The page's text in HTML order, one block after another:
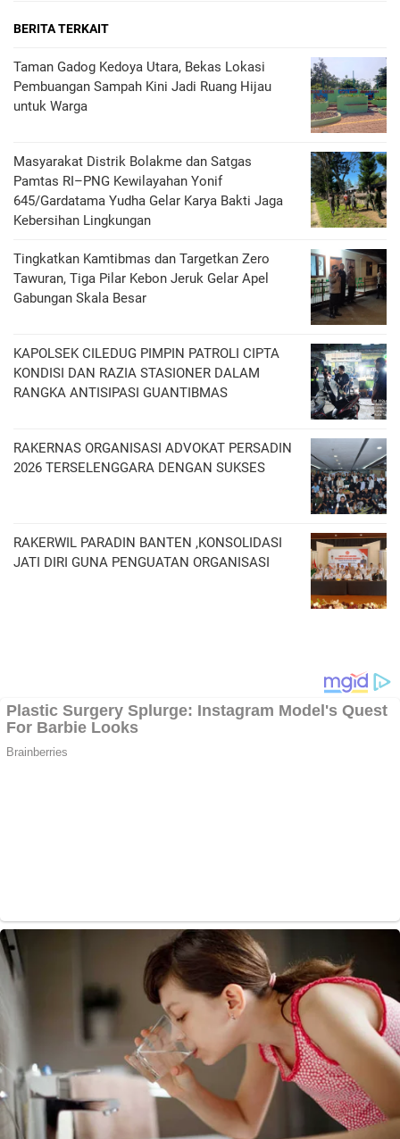
BERITA TERKAIT
‎Taman Gadog Kedoya Utara, Bekas Lokasi
Pembuangan Sampah Kini Jadi Ruang Hijau
untuk Warga
Masyarakat Distrik Bolakme dan Satgas
Pamtas RI–PNG Kewilayahan Yonif
645/Gardatama Yudha Gelar Karya Bakti Jaga
Kebersihan Lingkungan
Tingkatkan Kamtibmas dan Targetkan Zero
Tawuran, Tiga Pilar Kebon Jeruk Gelar Apel
Gabungan Skala Besar
KAPOLSEK CILEDUG PIMPIN PATROLI CIPTA
KONDISI DAN RAZIA STASIONER DALAM
RANGKA ANTISIPASI GUANTIBMAS ‎
RAKERNAS ORGANISASI ADVOKAT PERSADIN
2026 TERSELENGGARA DENGAN SUKSES
RAKERWIL PARADIN BANTEN ,KONSOLIDASI
JATI DIRI GUNA PENGUATAN ORGANISASI